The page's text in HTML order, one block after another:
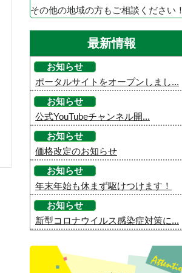
その他の地域の方もご相談ください！
最新情報
お知らせ
ポータルサイトをオープンしまし...
お知らせ
公式YouTubeチャンネル開...
お知らせ
価格改定のお知らせ
お知らせ
年末年始も休まず駆けつけます！
お知らせ
新型コロナウイルス感染症対策に...